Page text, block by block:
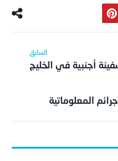
أجنبية في الخليج
المعلوماتية